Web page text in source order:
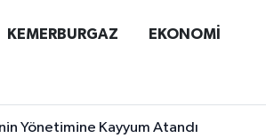
KEMERBURGAZ EKONOMİ
Yönetimine Kayyum Atandı